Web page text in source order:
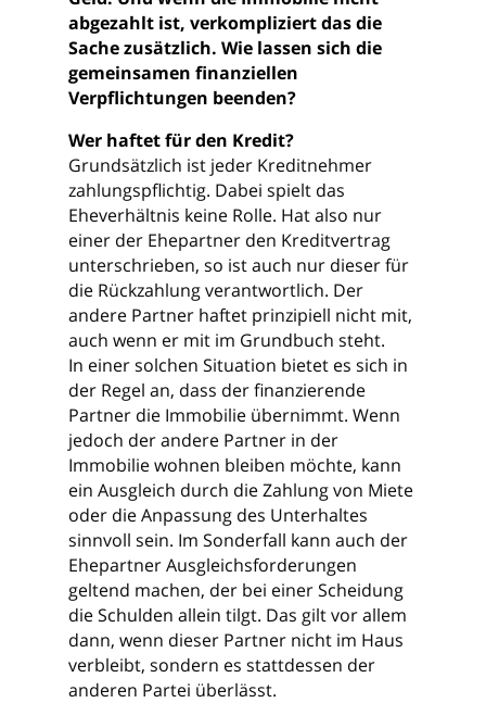
abgezahlt ist, verkompliziert das die
Sache zusätzlich. Wie lassen sich die
gemeinsamen finanziellen
Verpflichtungen beenden?
Wer haftet für den Kredit?
Grundsätzlich ist jeder Kreditnehmer
zahlungspflichtig. Dabei spielt das
Eheverhältnis keine Rolle. Hat also nur
einer der Ehepartner den Kreditvertrag
unterschrieben, so ist auch nur dieser für
die Rückzahlung verantwortlich. Der
andere Partner haftet prinzipiell nicht mit,
auch wenn er mit im Grundbuch steht.
In einer solchen Situation bietet es sich in
der Regel an, dass der finanzierende
Partner die Immobilie übernimmt. Wenn
jedoch der andere Partner in der
Immobilie wohnen bleiben möchte, kann
ein Ausgleich durch die Zahlung von Miete
oder die Anpassung des Unterhaltes
sinnvoll sein. Im Sonderfall kann auch der
Ehepartner Ausgleichsforderungen
geltend machen, der bei einer Scheidung
die Schulden allein tilgt. Das gilt vor allem
dann, wenn dieser Partner nicht im Haus
verbleibt, sondern es stattdessen der
anderen Partei überlässt.